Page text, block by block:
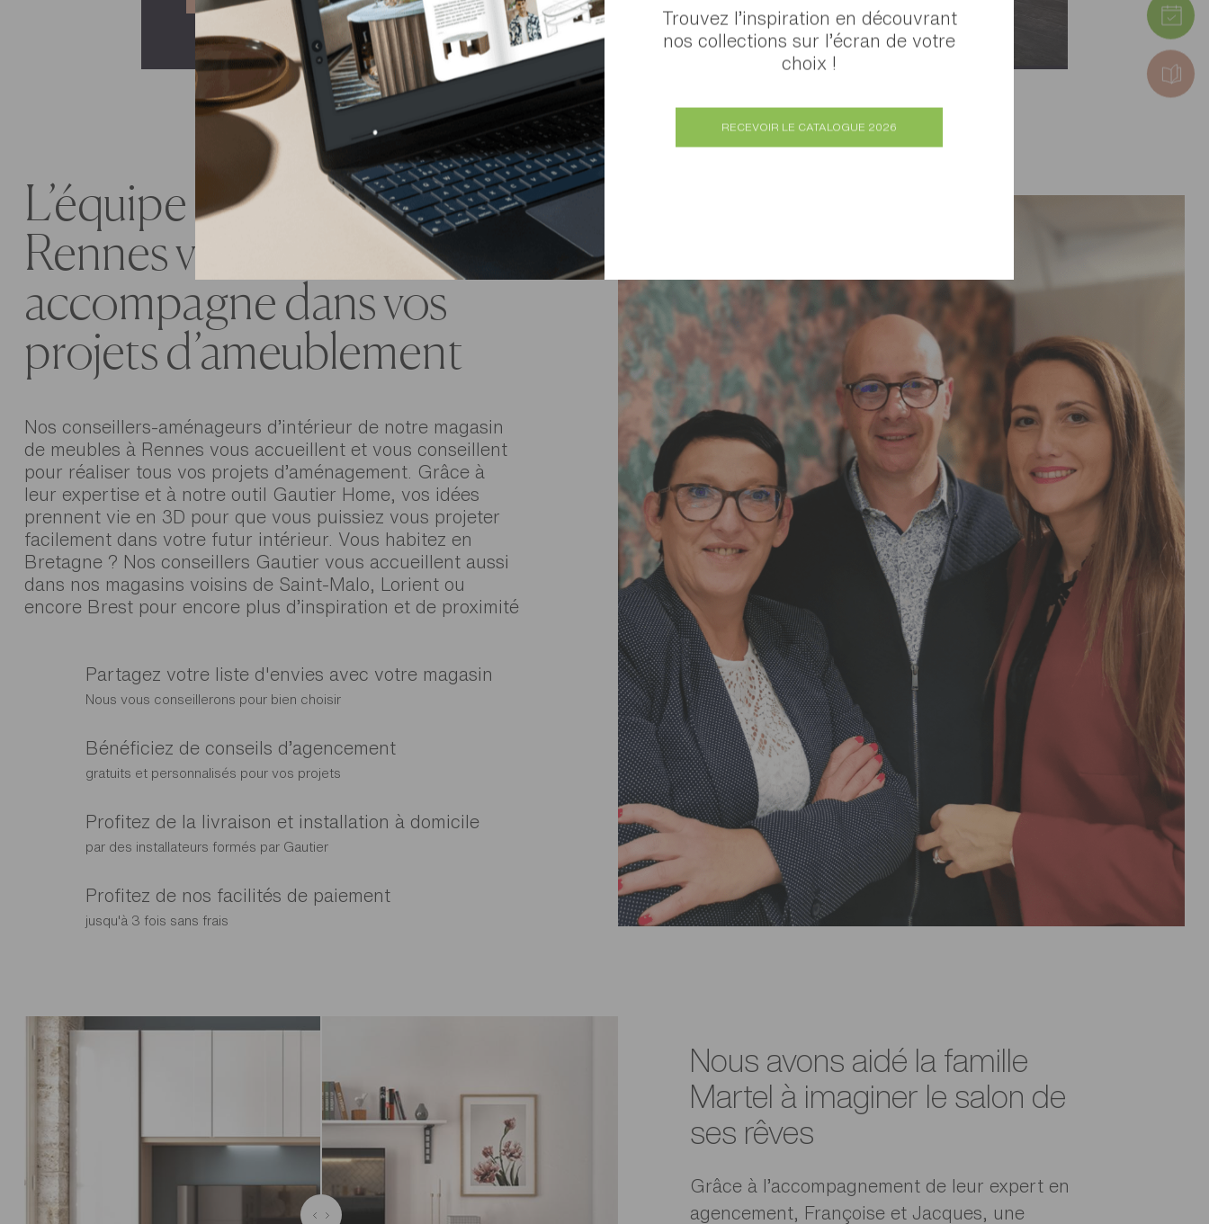
L’équipe Gautier à
Rennes vous
accompagne dans vos
projets d’ameublement
Nos conseillers-aménageurs d’intérieur de notre magasin
de meubles à Rennes vous accueillent et vous conseillent
pour réaliser tous vos projets d’aménagement. Grâce à
leur expertise et à notre outil Gautier Home, vos idées
prennent vie en 3D pour que vous puissiez vous projeter
facilement dans votre futur intérieur. Vous habitez en
Bretagne ? Nos conseillers Gautier vous accueillent aussi
dans nos magasins voisins de Saint-Malo, Lorient ou
encore Brest pour encore plus d’inspiration et de proximité
Partagez votre liste d'envies avec votre magasin
Nous vous conseillerons pour bien choisir
Bénéficiez de conseils d’agencement
gratuits et personnalisés pour vos projets
Profitez de la livraison et installation à domicile
par des installateurs formés par Gautier
Profitez de nos facilités de paiement
jusqu'à 3 fois sans frais
Nous avons aidé la famille
Martel à imaginer le salon de
ses rêves
Grâce à l’accompagnement de leur expert en
agencement, Françoise et Jacques, une
Trouvez l’inspiration en découvrant
nos collections sur l’écran de votre
choix !
RECEVOIR LE CATALOGUE 2026